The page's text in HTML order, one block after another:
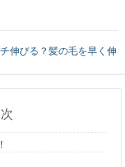
伸びる？髪の毛を早く伸
、親の借金が発覚した